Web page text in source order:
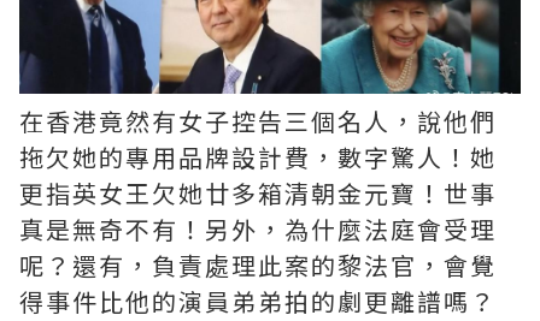
在香港竟然有女子控告三個名人，說他們
拖欠她的專用品牌設計費，數字驚人！她
更指英女王欠她廿多箱清朝金元寶！世事
真是無奇不有！另外，為什麼法庭會受理
呢？還有，負責處理此案的黎法官，會覺
得事件比他的演員弟弟拍的劇更離譜嗎？ ​​​